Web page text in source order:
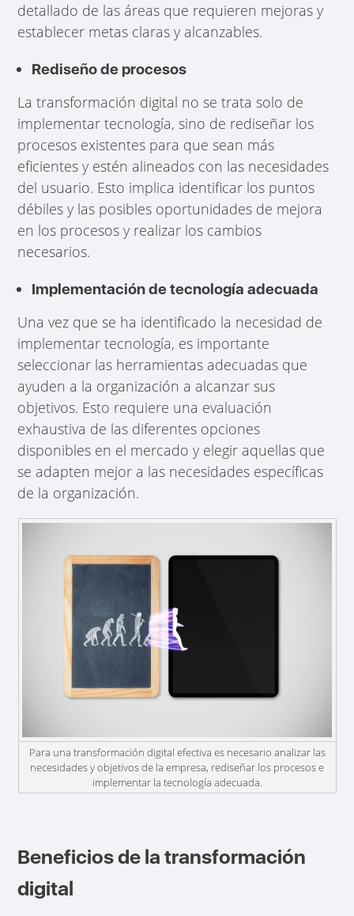
detallado de las áreas que requieren mejoras y
establecer metas claras y alcanzables.
Rediseño de procesos
La transformación digital no se trata solo de
implementar tecnología, sino de rediseñar los
procesos existentes para que sean más
eficientes y estén alineados con las necesidades
del usuario. Esto implica identificar los puntos
débiles y las posibles oportunidades de mejora
en los procesos y realizar los cambios
necesarios.
Implementación de tecnología adecuada
Una vez que se ha identificado la necesidad de
implementar tecnología, es importante
seleccionar las herramientas adecuadas que
ayuden a la organización a alcanzar sus
objetivos. Esto requiere una evaluación
exhaustiva de las diferentes opciones
disponibles en el mercado y elegir aquellas que
se adapten mejor a las necesidades específicas
de la organización.
Para una transformación digital efectiva es necesario analizar las
necesidades y objetivos de la empresa, rediseñar los procesos e
implementar la tecnología adecuada.
Beneficios de la transformación
digital